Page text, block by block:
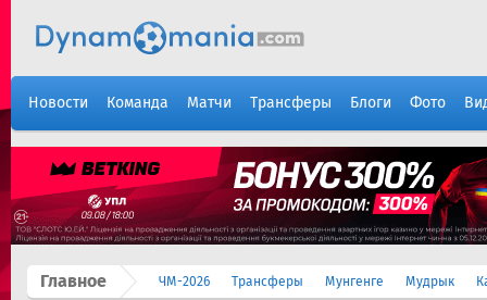
Новости Команда Матчи Трансферы Блоги Фото
Главное ЧМ-2026 Трансферы Мунгенге Мудрык